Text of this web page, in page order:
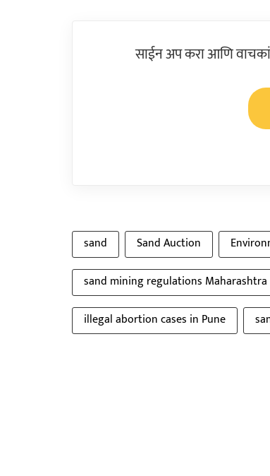
साईन अप करा आणि
sand Sand Auction
sand mining regulations Maharashtra
illegal abortion cases in Pune